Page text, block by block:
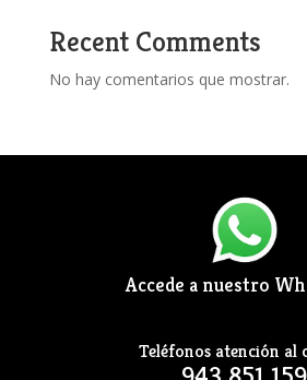
Recent Comments
No hay comentarios que mostrar.
Accede a nuestro
Teléfonos atención al